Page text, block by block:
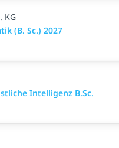
KG
(B. Sc.) 2027
Intelligenz B.Sc.